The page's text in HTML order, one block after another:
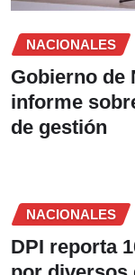
NACIONALES
Gobierno de
informe
de gestión
NACIONALES
DPI reporta